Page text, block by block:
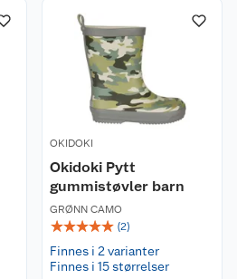
OKIDOKI
Okidoki Pytt
gummistøvler barn
GRØNN CAMO
☆☆☆☆☆ (2)
Finnes i 2 varianter
Finnes i 15 størrelser